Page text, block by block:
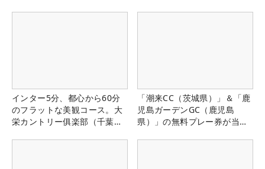
インター5分、都心から60分
のフラットな美観コース。大
栄カントリー俱楽部（千葉
「潮来CC（茨城県）」＆「鹿
児島ガーデンGC（鹿児島
県）」の無料プレー券が当た